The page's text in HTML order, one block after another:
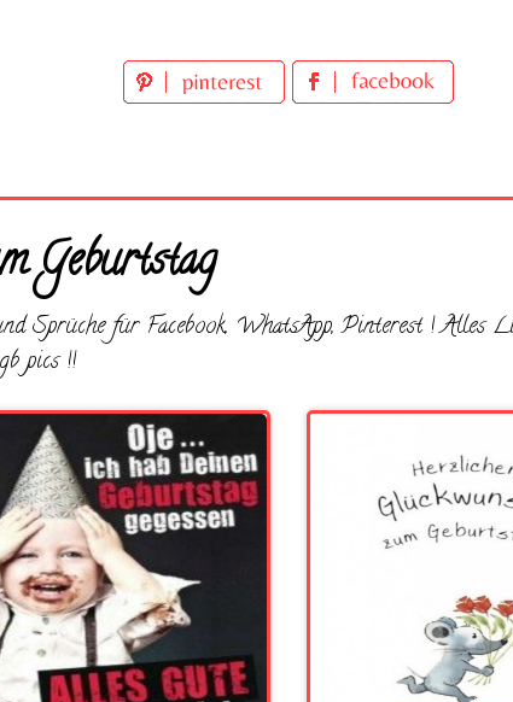
Geburtstag
Sprüche für Facebook, WhatsApp, Pinterest ! Alles
pics !!